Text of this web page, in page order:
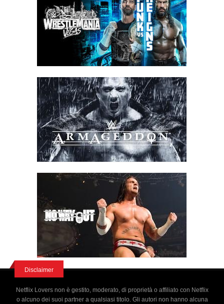
Disclaimer
Netflix Lovers non è gestito, moderato, di proprietà o affiliato con Netflix
o alcuno dei suoi partner a qualsiasi titolo. Gli autori non hanno alcuna